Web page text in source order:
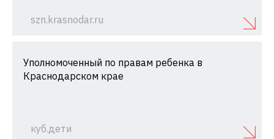
szn.krasnodar.ru
Уполномоченный по правам ребенка в
Краснодарском крае
куб.дети